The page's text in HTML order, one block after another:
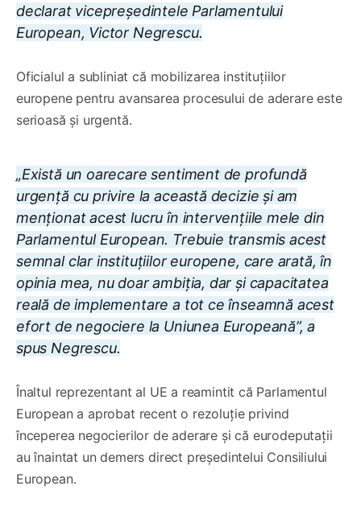
declarat vicepreședintele Parlamentului
European, Victor Negrescu.
Oficialul a subliniat că mobilizarea instituțiilor
europene pentru avansarea procesului de aderare este
serioasă și urgentă.
„Există un oarecare sentiment de profundă
urgență cu privire la această decizie și am
menționat acest lucru în intervențiile mele din
Parlamentul European. Trebuie transmis acest
semnal clar instituțiilor europene, care arată, în
opinia mea, nu doar ambiția, dar și capacitatea
reală de implementare a tot ce înseamnă acest
efort de negociere la Uniunea Europeană”, a
spus Negrescu.
Înaltul reprezentant al UE a reamintit că Parlamentul
European a aprobat recent o rezoluție privind
începerea negocierilor de aderare și că eurodeputații
au înaintat un demers direct președintelui Consiliului
European.